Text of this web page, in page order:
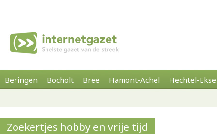
Beringen Bocholt Bree Hamont-Achel Hechtel-
Zoekertjes hobby en vrije tijd